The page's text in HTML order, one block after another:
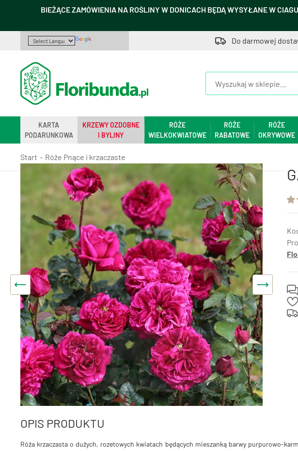
BIEŻĄCE ZAMÓWIENIA NA ROŚLINY W DONICACH BĘDĄ WYSYŁANE W
Do darmowej
KARTA
PODARUNKOWA
KRZEWY OZDOBNE
I BYLINY
RÓŻE
WIELKOKWIATOWE
RÓŻE
RABATOWE
RÓŻE
OKRYWOWE
Start Róże Pnące i krzaczaste
OPIS PRODUKTU
Róża krzaczasta o dużych, rozetowych kwiatach będących mieszanką barwy purpurowo-